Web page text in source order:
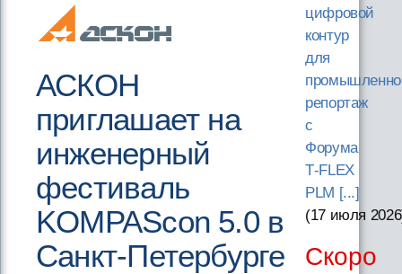
АСКОН
приглашает на
инженерный
фестиваль
KOMPAScon 5.0 в
Санкт-Петербурге
цифровой
контур
для
репортаж
с
Форума
T‑FLEX
PLM [...]
(17 июля 2026
Скоро